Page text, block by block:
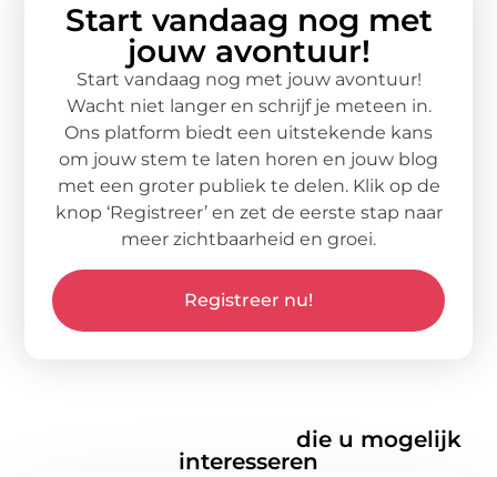
Start vandaag nog met
jouw avontuur!
Start vandaag nog met jouw avontuur!
Wacht niet langer en schrijf je meteen in.
Ons platform biedt een uitstekende kans
om jouw stem te laten horen en jouw blog
met een groter publiek te delen. Klik op de
knop ‘Registreer’ en zet de eerste stap naar
meer zichtbaarheid en groei.
Registreer nu!
die u mogelijk
interesseren